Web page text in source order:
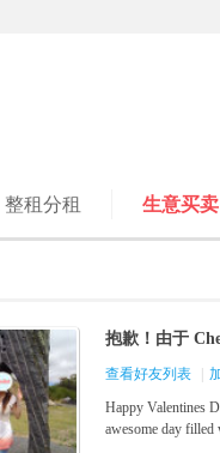
整租分租 生意买卖
抱歉！由于
查看好友列表
Happy Valentines
awesome day